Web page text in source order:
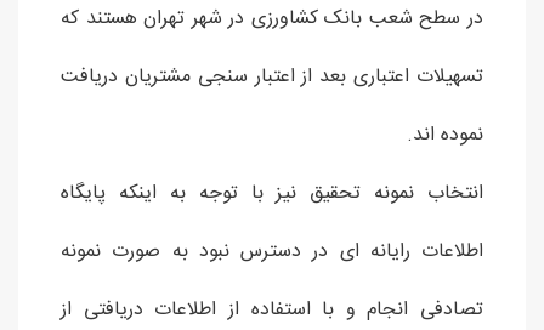
در سطح شعب بانک کشاورزی در شهر تهران هستند که
تسهیلات اعتباری بعد از اعتبار سنجی مشتریان دریافت
نموده اند.
انتخاب نمونه تحقیق نیز با توجه به اینکه پایگاه
اطلاعات رایانه ای در دسترس نبود به صورت نمونه
تصادفی انجام و با استفاده از اطلاعات دریافتی از